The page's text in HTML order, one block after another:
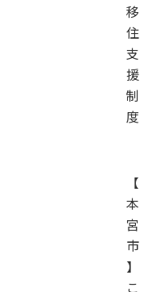
移
住
支
援
制
度
【
本
宮
市
】
こ